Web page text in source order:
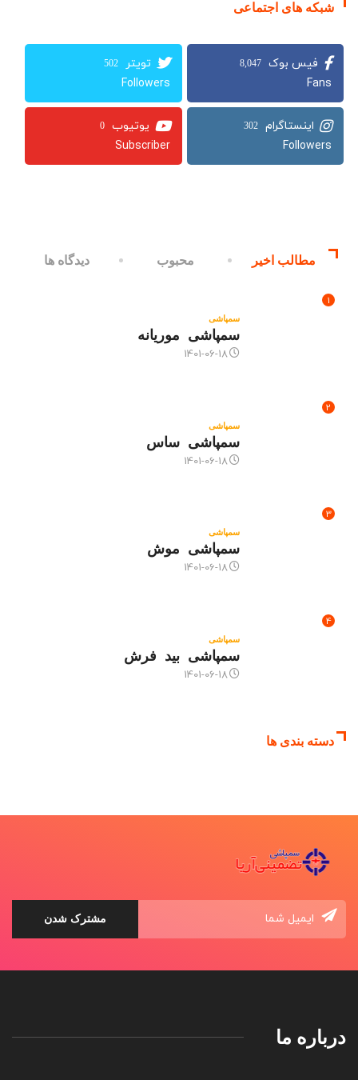
شبکه های اجتماعی
8,047
Fans
502
Followers
302
Followers
0
Subscriber
مطالب اخیر محبوب دیدگاه ها
1
سمپاشی
سمپاشی موریانه
1401-06-18
2
سمپاشی
سمپاشی ساس
1401-06-18
3
سمپاشی
سمپاشی موش
1401-06-18
4
سمپاشی
سمپاشی بید فرش
1401-06-18
دسته بندی ها
درباره ما